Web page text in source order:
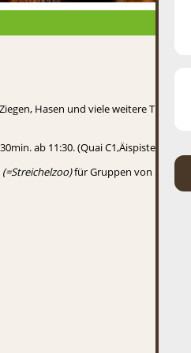
Hasen und viele weitere
ab 11:30. (Quai C1,Äispiste,
(=Streichelzoo)für Gruppen von 5-12